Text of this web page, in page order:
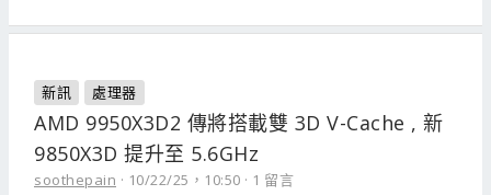
新訊 處理器
AMD 9950X3D2 傳將搭載雙 3D V-Cache , 新
9850X3D 提升至 5.6GHz
soothepain 10/22/25，10:50 1 留言